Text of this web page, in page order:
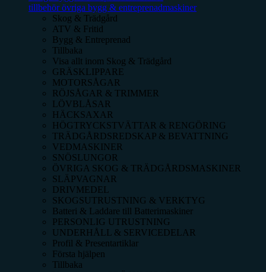
tillbehör övriga bygg & entreprenadmaskiner
Skog & Trädgård
ATV & Fritid
Bygg & Entreprenad
Tillbaka
Visa allt inom Skog & Trädgård
GRÄSKLIPPARE
MOTORSÅGAR
RÖJSÅGAR & TRIMMER
LÖVBLÅSAR
HÄCKSAXAR
HÖGTRYCKSTVÄTTAR & RENGÖRING
TRÄDGÅRDSREDSKAP & BEVATTNING
VEDMASKINER
SNÖSLUNGOR
ÖVRIGA SKOG & TRÄDGÅRDSMASKINER
SLÄPVAGNAR
DRIVMEDEL
SKOGSUTRUSTNING & VERKTYG
Batteri & Laddare till Batterimaskiner
PERSONLIG UTRUSTNING
UNDERHÅLL & SERVICEDELAR
Profil & Presentartiklar
Första hjälpen
Tillbaka